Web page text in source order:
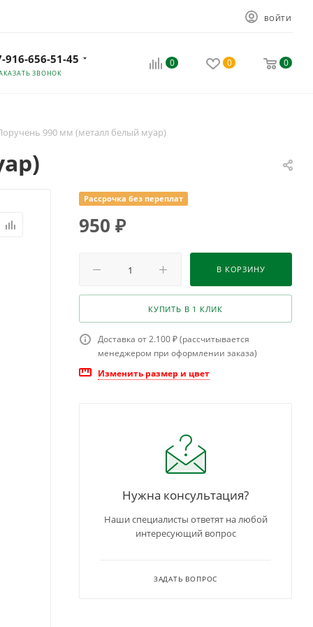
ВОЙТИ
916-656-51-45
ЗВОНОК
0 0 0
990 мм (металл белый муар)
Рассрочка без переплат
950 ₽
В КОРЗИНУ
КУПИТЬ В 1 КЛИК
Доставка от 2.100 ₽ (рассчитывается
менеджером при оформлении заказа)
Изменить размер и цвет
Нужна консультация?
Наши специалисты ответят на любой
интересующий вопрос
ЗАДАТЬ ВОПРОС